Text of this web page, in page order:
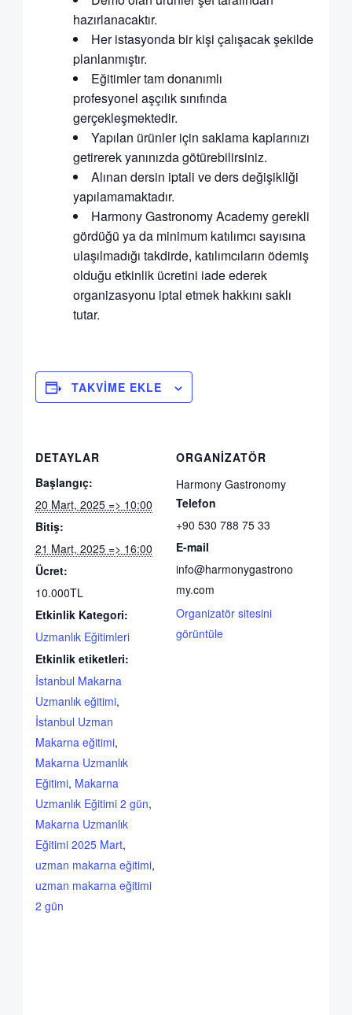
hazırlanacaktır.
Her istasyonda bir kişi çalışacak şekilde
planlanmıştır.
Eğitimler tam donanımlı
profesyonel aşçılık sınıfında
gerçekleşmektedir.
Yapılan ürünler için saklama kaplarınızı
getirerek yanınızda götürebilirsiniz.
Alınan dersin iptali ve ders değişikliği
yapılamamaktadır.
Harmony Gastronomy Academy gerekli
gördüğü ya da minimum katılımcı sayısına
ulaşılmadığı takdirde, katılımcıların ödemiş
olduğu etkinlik ücretini iade ederek
organizasyonu iptal etmek hakkını saklı
tutar.
TAKVIME EKLE
DETAYLAR
Başlangıç:
20 Mart, 2025 => 10:00
Bitiş:
21 Mart, 2025 => 16:00
Ücret:
10.000TL
Etkinlik Kategori:
Uzmanlık Eğitimleri
Etkinlik etiketleri:
İstanbul Makarna
Uzmanlık eğitimi,
İstanbul Uzman
Makarna eğitimi,
Makarna Uzmanlık
Eğitimi, Makarna
Uzmanlık Eğitimi 2 gün,
Makarna Uzmanlık
Eğitimi 2025 Mart,
uzman makarna eğitimi,
uzman makarna eğitimi
2 gün
ORGANIZATÖR
Harmony Gastronomy
Telefon
+90 530 788 75 33
E-mail
info@harmonygastrono
my.com
Organizatör sitesini
görüntüle